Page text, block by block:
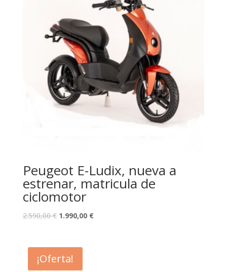
Peugeot E-Ludix, nueva a
estrenar, matricula de
ciclomotor
2.590,00€ 1.990,00 €
¡Oferta!